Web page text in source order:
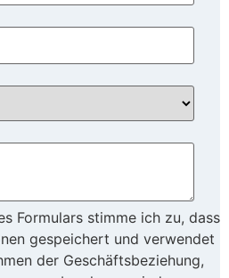
Formulars stimme ich zu, dass
gespeichert und verwendet
der Geschäftsbeziehung,